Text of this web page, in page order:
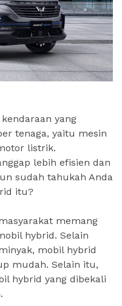
yang
tenaga, yaitu mesin
listrik.
lebih efisien dan
sudah tahukah Anda
itu?
memang
hybrid. Selain
mobil hybrid
mudah. Selain itu,
hybrid yang dibekali